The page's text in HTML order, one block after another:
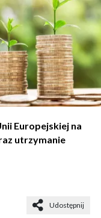
Europejskiej na
utrzymanie
Udostępnij